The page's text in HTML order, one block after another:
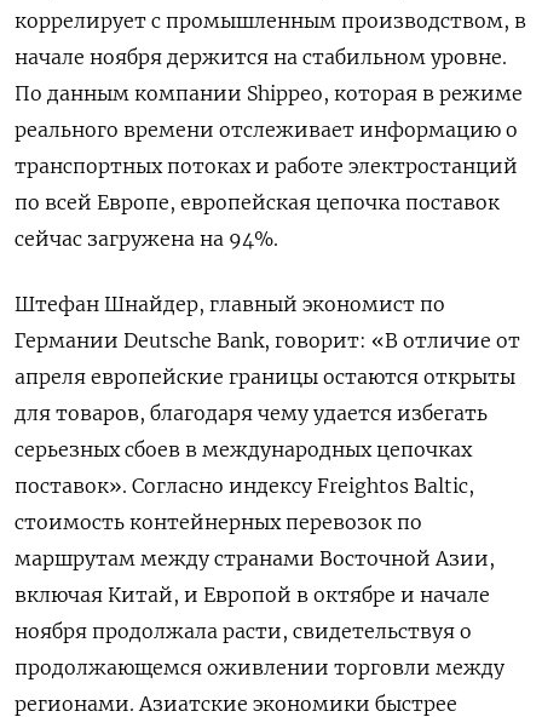
коррелирует с промышленным производством, в
начале ноября держится на стабильном уровне.
По данным компании Shippeo, которая в режиме
реального времени отслеживает информацию о
транспортных потоках и работе электростанций
по всей Европе, европейская цепочка поставок
сейчас загружена на 94%.
Штефан Шнайдер, главный экономист по
Германии Deutsche Bank, говорит: «В отличие от
апреля европейские границы остаются открыты
для товаров, благодаря чему удается избегать
серьезных сбоев в международных цепочках
поставок». Согласно индексу Freightos Baltic,
стоимость контейнерных перевозок по
маршрутам между странами Восточной Азии,
включая Китай, и Европой в октябре и начале
ноября продолжала расти, свидетельствуя о
продолжающемся оживлении торговли между
регионами. Азиатские экономики быстрее